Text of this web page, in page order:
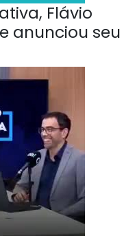
Flávio
anunciou seu